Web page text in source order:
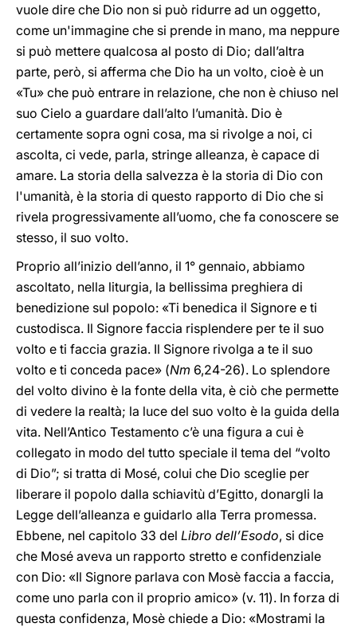
vuole dire che Dio non si può ridurre ad un oggetto,
come un'immagine che si prende in mano, ma neppure
si può mettere qualcosa al posto di Dio; dall’altra
parte, però, si afferma che Dio ha un volto, cioè è un
«Tu» che può entrare in relazione, che non è chiuso nel
suo Cielo a guardare dall’alto l’umanità. Dio è
certamente sopra ogni cosa, ma si rivolge a noi, ci
ascolta, ci vede, parla, stringe alleanza, è capace di
amare. La storia della salvezza è la storia di Dio con
l'umanità, è la storia di questo rapporto di Dio che si
rivela progressivamente all’uomo, che fa conoscere se
stesso, il suo volto.
Proprio all’inizio dell’anno, il 1° gennaio, abbiamo
ascoltato, nella liturgia, la bellissima preghiera di
benedizione sul popolo: «Ti benedica il Signore e ti
custodisca. Il Signore faccia risplendere per te il suo
volto e ti faccia grazia. Il Signore rivolga a te il suo
volto e ti conceda pace» (Nm 6,24-26). Lo splendore
del volto divino è la fonte della vita, è ciò che permette
di vedere la realtà; la luce del suo volto è la guida della
vita. Nell’Antico Testamento c’è una figura a cui è
collegato in modo del tutto speciale il tema del “volto
di Dio”; si tratta di Mosé, colui che Dio sceglie per
liberare il popolo dalla schiavitù d’Egitto, donargli la
Legge dell’alleanza e guidarlo alla Terra promessa.
Ebbene, nel capitolo 33 del Libro dell’Esodo, si dice
che Mosé aveva un rapporto stretto e confidenziale
con Dio: «Il Signore parlava con Mosè faccia a faccia,
come uno parla con il proprio amico» (v. 11). In forza di
questa confidenza, Mosè chiede a Dio: «Mostrami la